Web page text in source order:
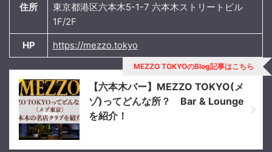
住所
東京都港区六本木5-1-7 六本木ストリートビル
1F/2F
HP https://mezzo.tokyo
【六本木バー】MEZZO TOKYO(メ
ゾ)ってどんな所？ Bar & Lounge
を紹介！
MEZZO TOKYOのBlog記事はこちら